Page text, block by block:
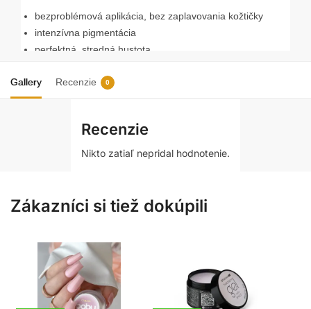
bezproblémová aplikácia, bez zaplavovania kožtičky
intenzívna pigmentácia
perfektná, stredná hustota
trvanlivosť do 3 týždňov
kapacita: 5 g
Gallery Recenzie 0
Recenzie
Nikto zatiaľ nepridal hodnotenie.
Zákazníci si tiež dokúpili